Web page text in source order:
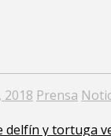
2018 Prensa
y tortuga